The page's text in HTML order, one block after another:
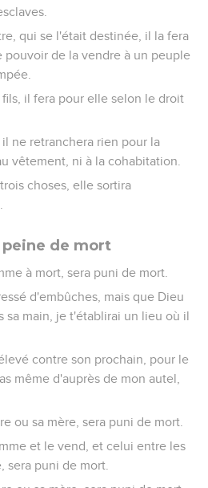
qui se l'était destinée, il la fera
pouvoir de la vendre à un peuple
il fera pour elle selon le droit
ne retranchera rien pour la
vêtement, ni à la cohabitation.
choses, elle sortira
de mort
à mort, sera puni de mort.
d'embûches, mais que Dieu
sa main, je t'établirai un lieu où il
contre son prochain, pour le
même d'auprès de mon autel,
ou sa mère, sera puni de mort.
et le vend, et celui entre les
sera puni de mort.